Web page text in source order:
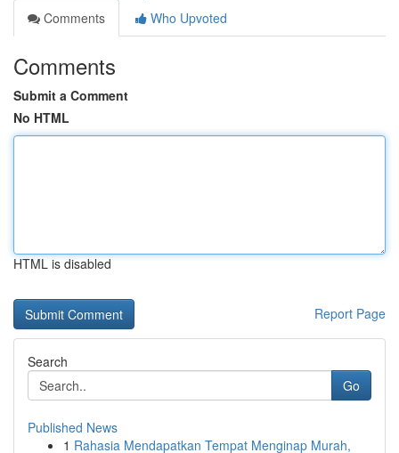
Comments
Who Upvoted
Comments
Submit a Comment
No HTML
HTML is disabled
Report Page
Search
Go
Published News
1 Rahasia Mendapatkan Tempat Menginap Murah,